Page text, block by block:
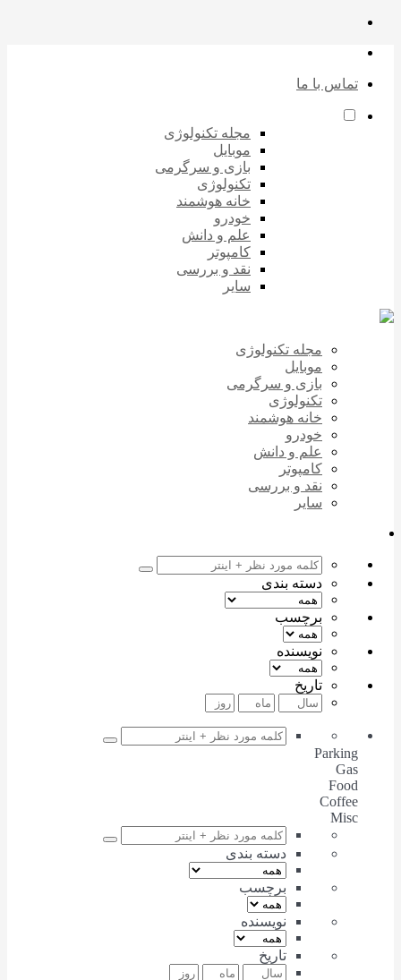
تماس با ما
مجله تکنولوژی
موبایل
بازی و سرگرمی
تکنولوژی
خانه هوشمند
خودرو
علم و دانش
کامپوتر
نقد و بررسی
سایر
مجله تکنولوژی
موبایل
بازی و سرگرمی
تکنولوژی
خانه هوشمند
خودرو
علم و دانش
کامپوتر
نقد و بررسی
سایر
دسته بندی
برچسب
نویسنده
تاریخ
Parking
Coffee
دسته بندی
برچسب
نویسنده
تاریخ